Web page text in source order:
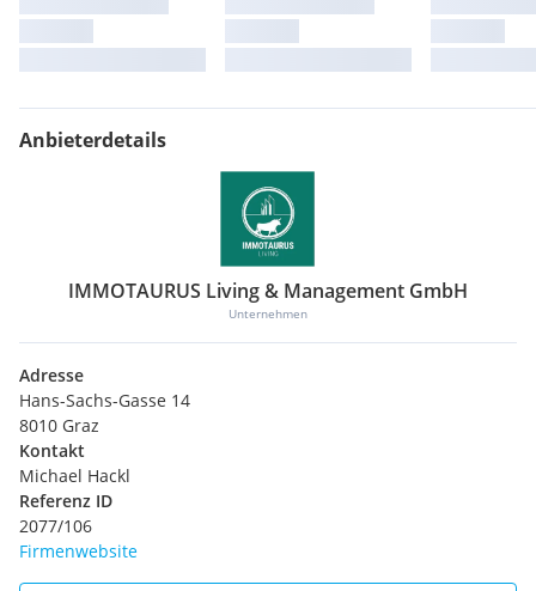
Anbieterdetails
IMMOTAURUS Living & Management GmbH
Unternehmen
Adresse
Hans-Sachs-Gasse 14
8010 Graz
Kontakt
Michael Hackl
Referenz ID
2077/106
Firmenwebsite